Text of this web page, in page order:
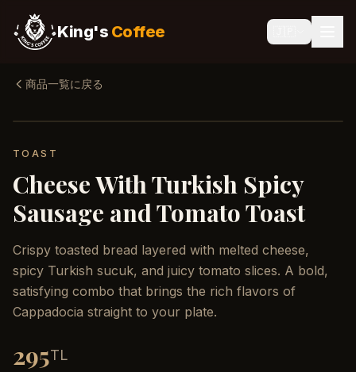
King's Coffee
商品一覧に戻る
TOAST
Cheese With Turkish Spicy
Sausage and Tomato Toast
Crispy toasted bread layered with melted cheese,
spicy Turkish sucuk, and juicy tomato slices. A bold,
satisfying combo that brings the rich flavors of
Cappadocia straight to your plate.
295TL